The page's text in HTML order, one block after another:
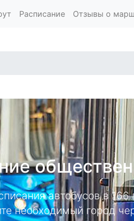
Расписание Отзывы о
автобусов в
необходимый город